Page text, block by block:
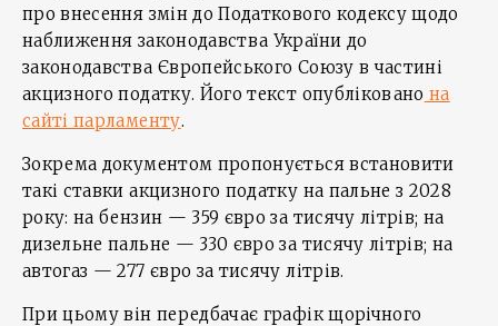
про внесення змін до Податкового кодексу щодо
наближення законодавства України до
законодавства Європейського Союзу в частині
акцизного податку. Його текст опубліковано на
сайті парламенту.
Зокрема документом пропонується встановити
такі ставки акцизного податку на пальне з 2028
року: на бензин — 359 євро за тисячу літрів; на
дизельне пальне — 330 євро за тисячу літрів; на
автогаз — 277 євро за тисячу літрів.
При цьому він передбачає графік щорічного